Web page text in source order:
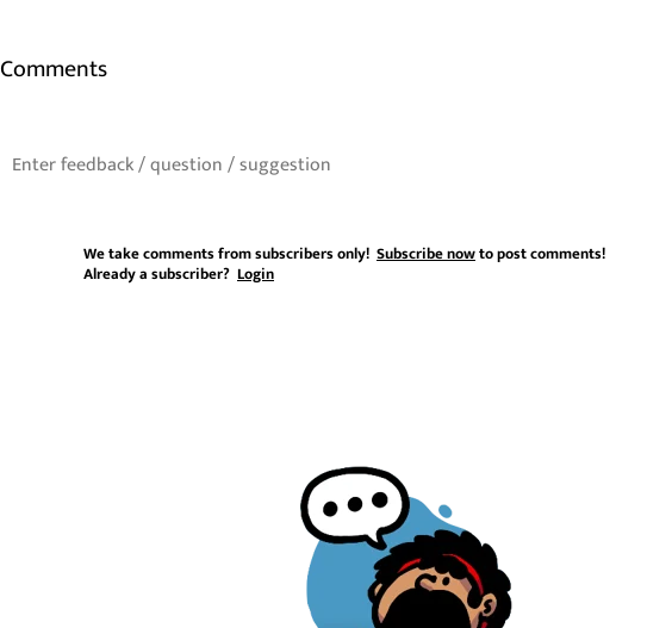
Comments
We take comments from subscribers only! Subscribe nowto post comments!
Already a subscriber? Login